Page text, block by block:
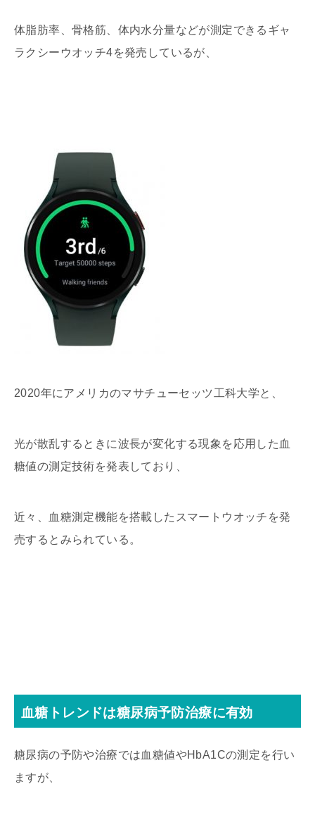
体脂肪率、骨格筋、体内水分量などが測定できるギャ
ラクシーウオッチ4を発売しているが、
2020年にアメリカのマサチューセッツ工科大学と、
光が散乱するときに波長が変化する現象を応用した血
糖値の測定技術を発表しており、
近々、血糖測定機能を搭載したスマートウオッチを発
売するとみられている。
血糖トレンドは糖尿病予防治療に有効
糖尿病の予防や治療では血糖値やHbA1Cの測定を行い
ますが、